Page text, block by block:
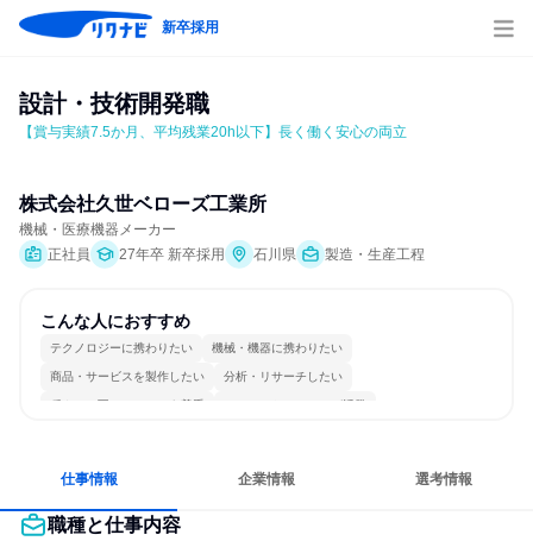
新卒採用
設計・技術開発職
【賞与実績7.5か月、平均残業20h以下】長く働く安心の両立
株式会社久世ベローズ工業所
機械・医療機器メーカー
正社員
27年卒 新卒採用 石川県 製造・生産工程
こんな人におすすめ
テクノロジーに携わりたい 機械・機器に携わりたい
商品・サービスを製作したい 分析・リサーチしたい
穏やかで互いのペースを尊重 コミュニケーションが活発
仕事情報 企業情報 選考情報
職種と仕事内容